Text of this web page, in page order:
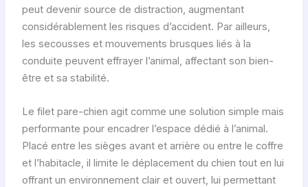
peut devenir source de distraction, augmentant
considérablement les risques d’accident. Par ailleurs,
les secousses et mouvements brusques liés à la
conduite peuvent effrayer l’animal, affectant son bien-
être et sa stabilité.
Le filet pare-chien agit comme une solution simple mais
performante pour encadrer l’espace dédié à l’animal.
Placé entre les sièges avant et arrière ou entre le coffre
et l’habitacle, il limite le déplacement du chien tout en lui
offrant un environnement clair et ouvert, lui permettant